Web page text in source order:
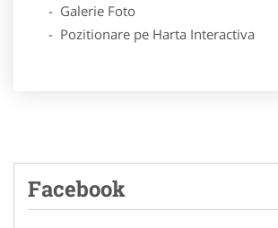
- Galerie Foto
- Pozitionare pe Harta Interactiva
Facebook